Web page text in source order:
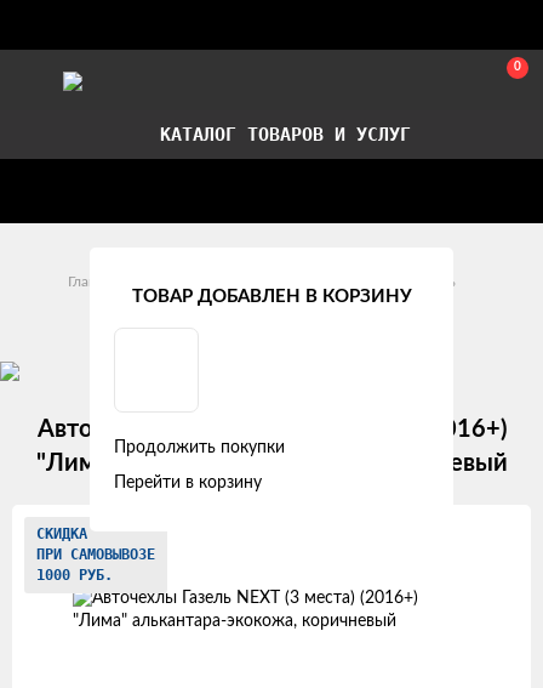
0
КАТАЛОГ ТОВАРОВ И УСЛУГ
Главная
Газель
ГАЗ Газель NEXT 3 места (2016 +)
Авточехлы Газель NEXT (3 места) (2016+)
"Лима" алькантара-экокожа, коричневый
Изображения
товаров
СКИДКА
ПРИ САМОВЫВОЗЕ
1000 РУБ.
ТОВАР ДОБАВЛЕН В КОРЗИНУ
Продолжить покупки
Перейти в корзину